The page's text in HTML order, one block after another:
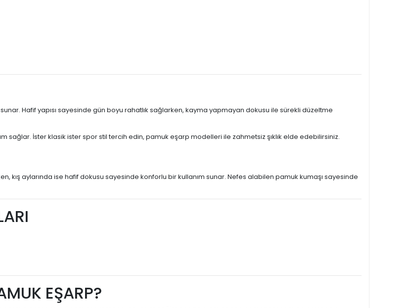
Hafif yapısı sayesinde gün boyu rahatlık sağlarken, kayma yapmayan dokusu ile sürekli düzeltme
sağlar. İster klasik ister spor stil tercih edin, pamuk eşarp modelleri ile zahmetsiz şıklık elde edebilirsiniz.
kış aylarında ise hafif dokusu sayesinde konforlu bir kullanım sunar. Nefes alabilen pamuk kumaşı sayesinde
EŞARP?